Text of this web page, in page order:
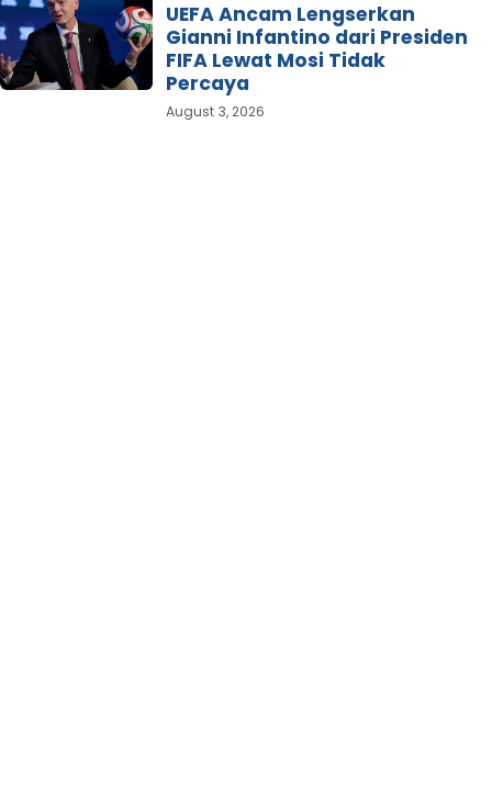
UEFA Ancam Lengserkan
Gianni Infantino dari Presiden
FIFA Lewat Mosi Tidak
Percaya
August 3, 2026